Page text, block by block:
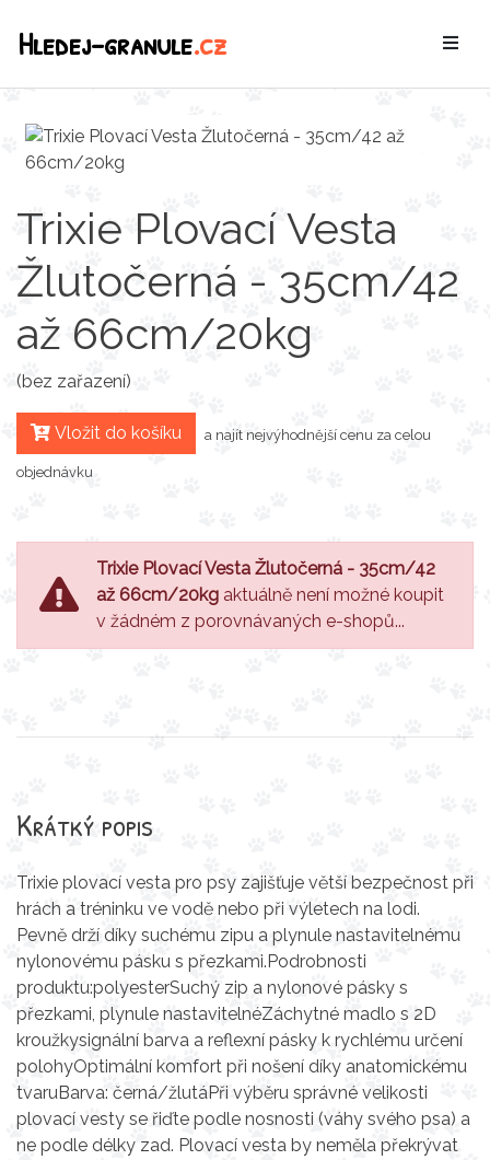
Hledej-granule.cz
Trixie Plovací Vesta
Žlutočerná - 35cm/42
až 66cm/20kg
(bez zařazení)
Vložit do košíku a najít nejvýhodnější cenu za celou
objednávku
Trixie Plovací Vesta Žlutočerná - 35cm/42
až 66cm/20kg aktuálně není možné koupit
v žádném z porovnávaných e-shopů...
Krátký popis
Trixie plovací vesta pro psy zajišťuje větší bezpečnost při
hrách a tréninku ve vodě nebo při výletech na lodi.
Pevně drží díky suchému zipu a plynule nastavitelnému
nylonovému pásku s přezkami.Podrobnosti
produktu:polyesterSuchý zip a nylonové pásky s
přezkami, plynule nastavitelnéZáchytné madlo s 2D
kroužkysignální barva a reflexní pásky k rychlému určení
polohyOptimální komfort při nošení díky anatomickému
tvaruBarva: černá/žlutáPři výběru správné velikosti
plovací vesty se řiďte podle nosnosti (váhy svého psa) a
ne podle délky zad. Plovací vesta by neměla překrývat